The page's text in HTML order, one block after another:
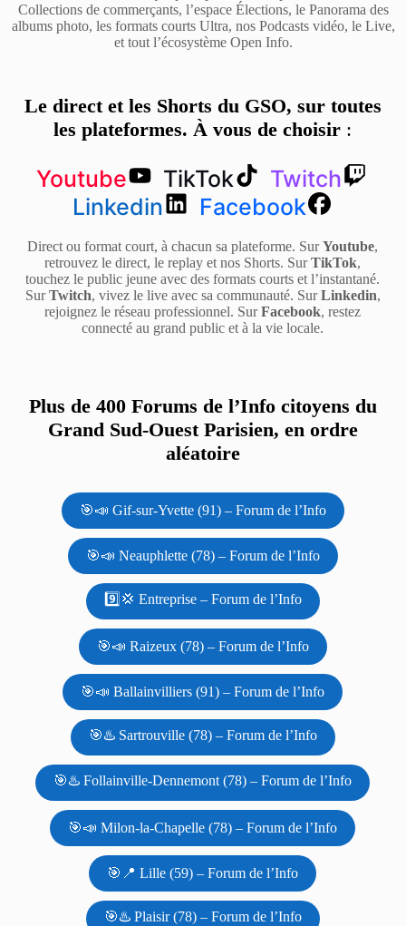
Collections de commerçants, l’espace Élections, le Panorama des
albums photo, les formats courts Ultra, nos Podcasts vidéo, le Live,
et tout l’écosystème Open Info.
Le direct et les Shorts du GSO, sur toutes
les plateformes. À vous de choisir :
Youtube TikTok
Twitch
Linkedin
Facebook
Direct ou format court, à chacun sa plateforme. SurYoutube,
retrouvez le direct, le replay et nos Shorts. SurTikTok,
touchez le public jeune avec des formats courts et l’instantané.
SurTwitch, vivez le live avec sa communauté. SurLinkedin,
rejoignez le réseau professionnel. SurFacebook, restez
connecté au grand public et à la vie locale.
Plus de 400 Forums de l’Info citoyens du
Grand Sud-Ouest Parisien, en ordre
aléatoire
🎯📣 Gif-sur-Yvette (91) – Forum de l’Info
🎯📣 Neauphlette (78) – Forum de l’Info
9️⃣💢 Entreprise – Forum de l’Info
🎯📣 Raizeux (78) – Forum de l’Info
🎯📣 Ballainvilliers (91) – Forum de l’Info
🎯♨️ Sartrouville (78) – Forum de l’Info
🎯♨️ Follainville-Dennemont (78) – Forum de l’Info
🎯📣 Milon-la-Chapelle (78) – Forum de l’Info
🎯📍 Lille (59) – Forum de l’Info
🎯♨️ Plaisir (78) – Forum de l’Info